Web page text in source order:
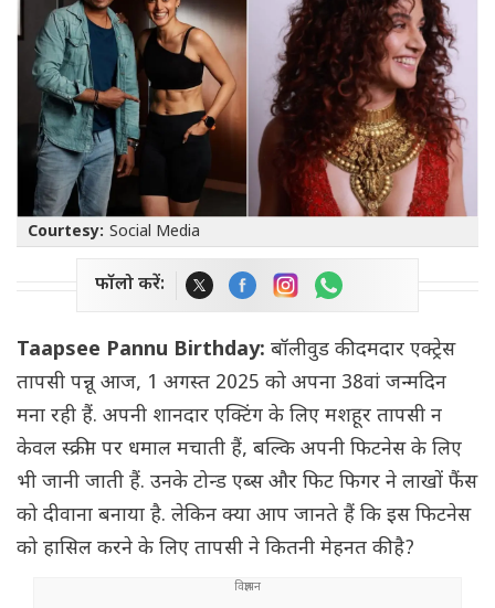
Courtesy: Social Media
फॉलो करें:
Taapsee Pannu Birthday: बॉलीवुड की दमदार एक्ट्रेस
तापसी पन्नू आज, 1 अगस्त 2025 को अपना 38वां जन्मदिन
मना रही हैं. अपनी शानदार एक्टिंग के लिए मशहूर तापसी न
केवल स्क्रीन पर धमाल मचाती हैं, बल्कि अपनी फिटनेस के लिए
भी जानी जाती हैं. उनके टोन्ड एब्स और फिट फिगर ने लाखों फैंस
को दीवाना बनाया है. लेकिन क्या आप जानते हैं कि इस फिटनेस
को हासिल करने के लिए तापसी ने कितनी मेहनत की है?